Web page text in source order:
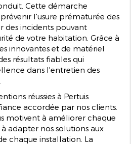
Cette démarche
l'usure prématurée des
des incidents pouvant
de votre habitation. Grâce à
innovantes et de matériel
résultats fiables qui
dans l'entretien des
réussies à Pertuis
accordée par nos clients.
motivent à améliorer chaque
adapter nos solutions aux
chaque installation. La